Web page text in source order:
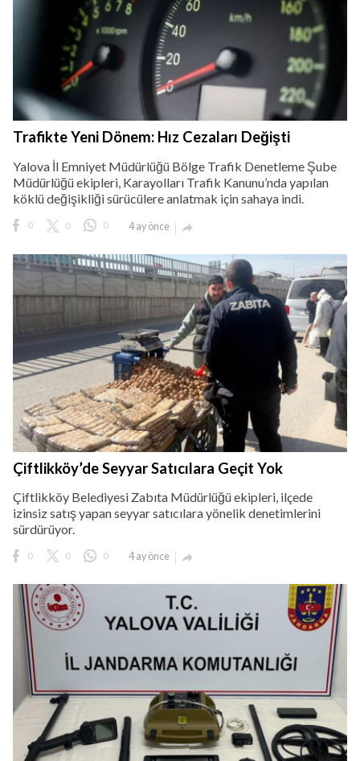
Trafikte Yeni Dönem: Hız Cezaları Değişti
Yalova İl Emniyet Müdürlüğü Bölge Trafik Denetleme Şube
Müdürlüğü ekipleri, Karayolları Trafik Kanunu’nda yapılan
köklü değişikliği sürücülere anlatmak için sahaya indi.
0 0 0 4 ay önce 
Çiftlikköy’de Seyyar Satıcılara Geçit Yok
Çiftlikköy Belediyesi Zabıta Müdürlüğü ekipleri, ilçede
izinsiz satış yapan seyyar satıcılara yönelik denetimlerini
sürdürüyor.
0 0 0 4 ay önce 